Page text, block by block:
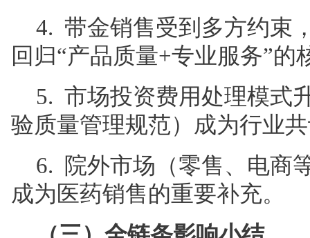
4. 带金销售受到多方约束
回归“产品质量+专业服务”的
5. 市场投资费用处理模式
验质量管理规范）成为行业
6. 院外市场（零售、电商
成为医药销售的重要补充。